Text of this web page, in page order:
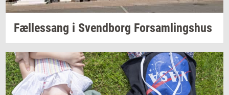
Fæl­les­sang i Svend­borg For­sam­lings­hus